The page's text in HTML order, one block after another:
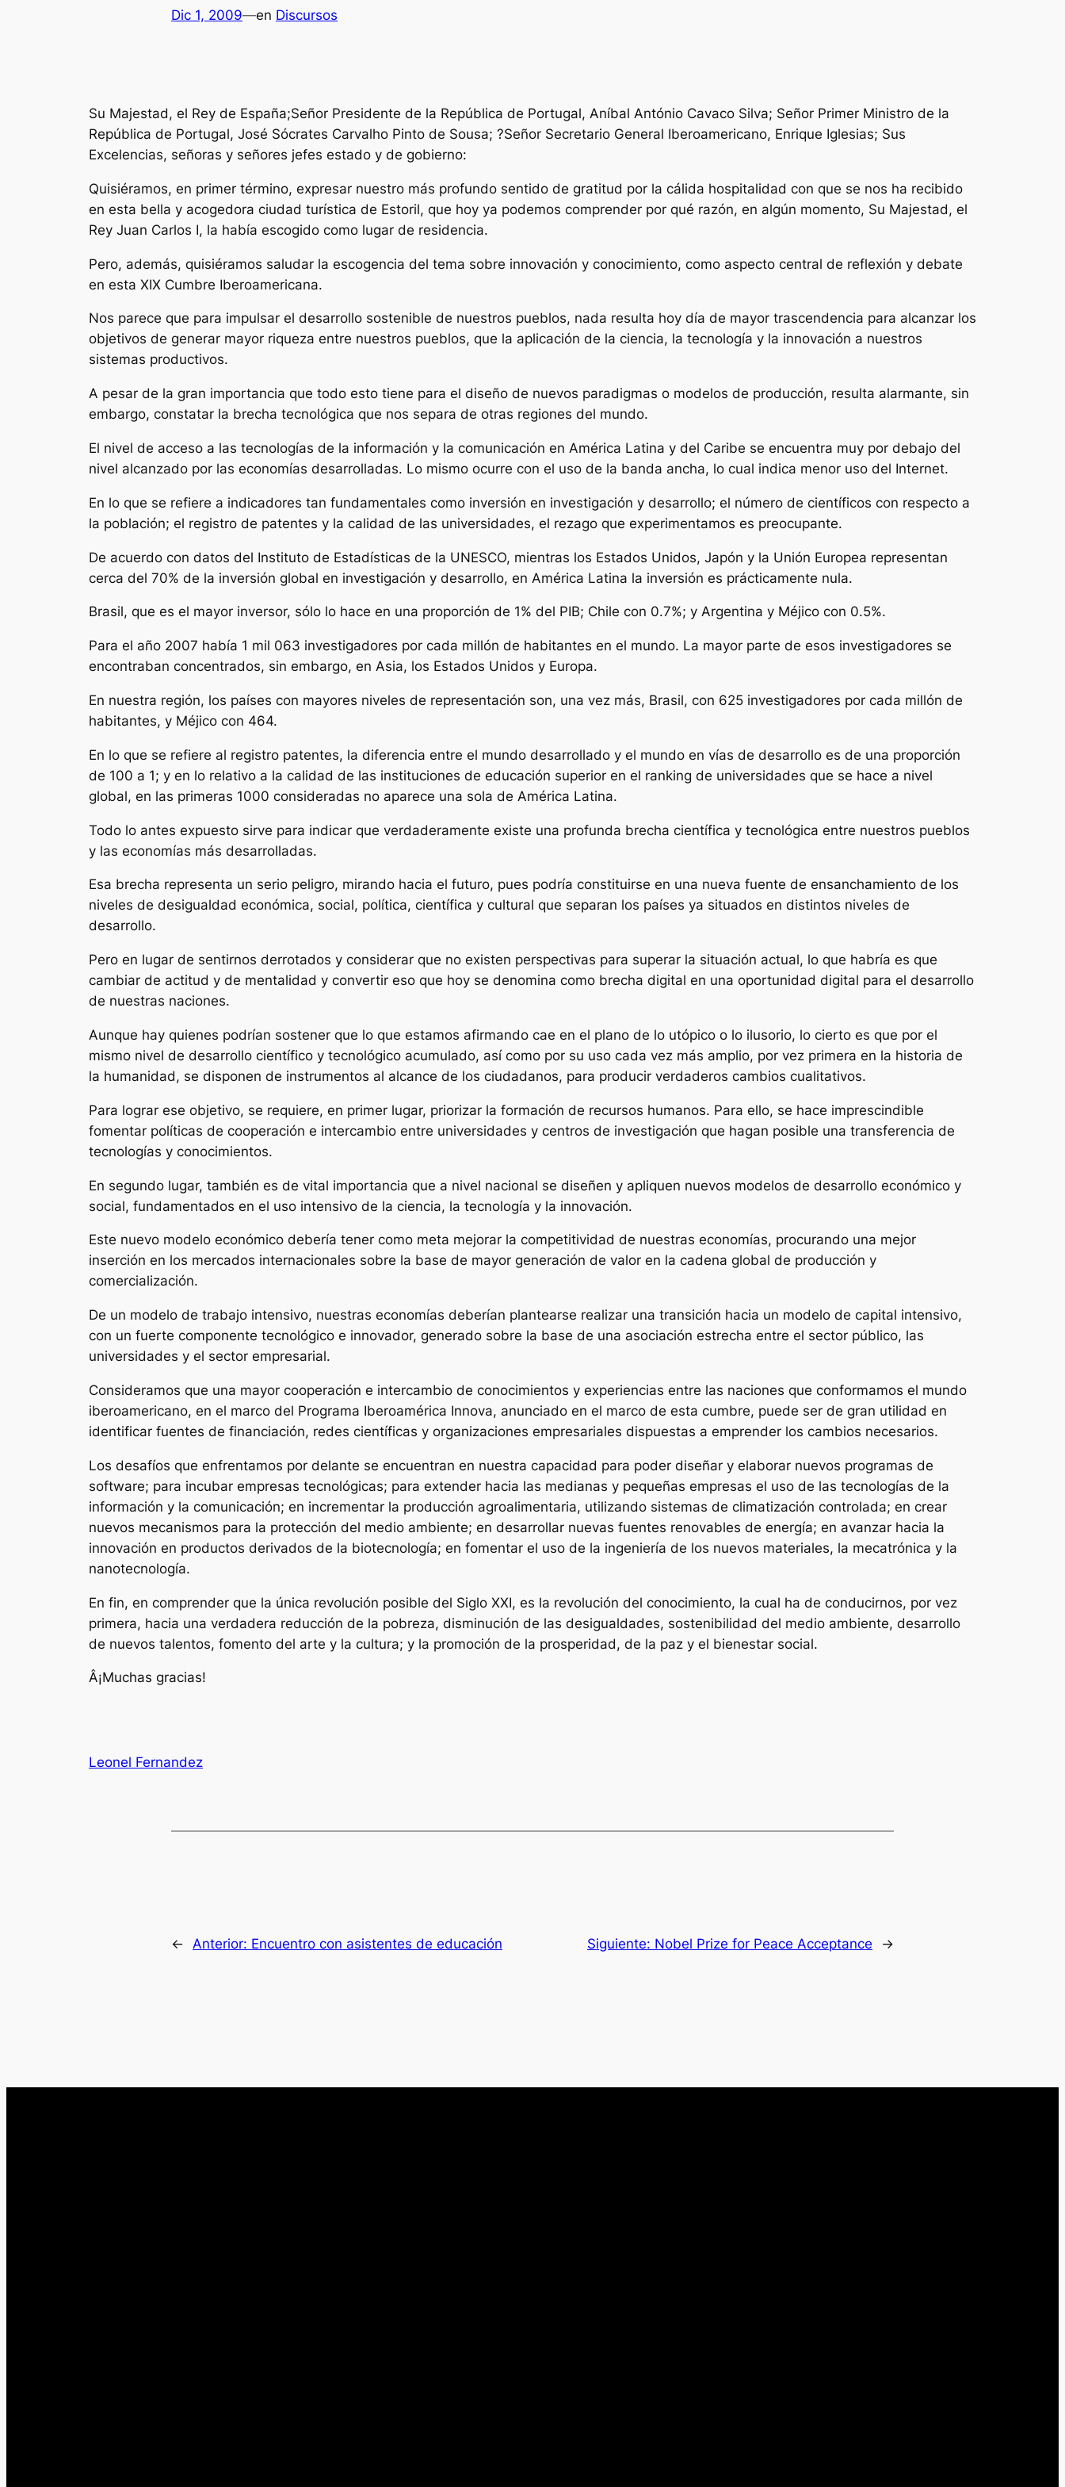
Dic 1, 2009—en Discursos
Su Majestad, el Rey de España;Señor Presidente de la República de Portugal, Aníbal António Cavaco Silva; Señor Primer Ministro de la
República de Portugal, José Sócrates Carvalho Pinto de Sousa; ?Señor Secretario General Iberoamericano, Enrique Iglesias; Sus
Excelencias, señoras y señores jefes estado y de gobierno:
Quisiéramos, en primer término, expresar nuestro más profundo sentido de gratitud por la cálida hospitalidad con que se nos ha recibido
en esta bella y acogedora ciudad turística de Estoril, que hoy ya podemos comprender por qué razón, en algún momento, Su Majestad, el
Rey Juan Carlos I, la había escogido como lugar de residencia.
Pero, además, quisiéramos saludar la escogencia del tema sobre innovación y conocimiento, como aspecto central de reflexión y debate
en esta XIX Cumbre Iberoamericana.
Nos parece que para impulsar el desarrollo sostenible de nuestros pueblos, nada resulta hoy día de mayor trascendencia para alcanzar los
objetivos de generar mayor riqueza entre nuestros pueblos, que la aplicación de la ciencia, la tecnología y la innovación a nuestros
sistemas productivos.
A pesar de la gran importancia que todo esto tiene para el diseño de nuevos paradigmas o modelos de producción, resulta alarmante, sin
embargo, constatar la brecha tecnológica que nos separa de otras regiones del mundo.
El nivel de acceso a las tecnologías de la información y la comunicación en América Latina y del Caribe se encuentra muy por debajo del
nivel alcanzado por las economías desarrolladas. Lo mismo ocurre con el uso de la banda ancha, lo cual indica menor uso del Internet.
En lo que se refiere a indicadores tan fundamentales como inversión en investigación y desarrollo; el número de científicos con respecto a
la población; el registro de patentes y la calidad de las universidades, el rezago que experimentamos es preocupante.
De acuerdo con datos del Instituto de Estadísticas de la UNESCO, mientras los Estados Unidos, Japón y la Unión Europea representan
cerca del 70% de la inversión global en investigación y desarrollo, en América Latina la inversión es prácticamente nula.
Brasil, que es el mayor inversor, sólo lo hace en una proporción de 1% del PIB; Chile con 0.7%; y Argentina y Méjico con 0.5%.
Para el año 2007 había 1 mil 063 investigadores por cada millón de habitantes en el mundo. La mayor parte de esos investigadores se
encontraban concentrados, sin embargo, en Asia, los Estados Unidos y Europa.
En nuestra región, los países con mayores niveles de representación son, una vez más, Brasil, con 625 investigadores por cada millón de
habitantes, y Méjico con 464.
En lo que se refiere al registro patentes, la diferencia entre el mundo desarrollado y el mundo en vías de desarrollo es de una proporción
de 100 a 1; y en lo relativo a la calidad de las instituciones de educación superior en el ranking de universidades que se hace a nivel
global, en las primeras 1000 consideradas no aparece una sola de América Latina.
Todo lo antes expuesto sirve para indicar que verdaderamente existe una profunda brecha científica y tecnológica entre nuestros pueblos
y las economías más desarrolladas.
Esa brecha representa un serio peligro, mirando hacia el futuro, pues podría constituirse en una nueva fuente de ensanchamiento de los
niveles de desigualdad económica, social, política, científica y cultural que separan los países ya situados en distintos niveles de
desarrollo.
Pero en lugar de sentirnos derrotados y considerar que no existen perspectivas para superar la situación actual, lo que habría es que
cambiar de actitud y de mentalidad y convertir eso que hoy se denomina como brecha digital en una oportunidad digital para el desarrollo
de nuestras naciones.
Aunque hay quienes podrían sostener que lo que estamos afirmando cae en el plano de lo utópico o lo ilusorio, lo cierto es que por el
mismo nivel de desarrollo científico y tecnológico acumulado, así como por su uso cada vez más amplio, por vez primera en la historia de
la humanidad, se disponen de instrumentos al alcance de los ciudadanos, para producir verdaderos cambios cualitativos.
Para lograr ese objetivo, se requiere, en primer lugar, priorizar la formación de recursos humanos. Para ello, se hace imprescindible
fomentar políticas de cooperación e intercambio entre universidades y centros de investigación que hagan posible una transferencia de
tecnologías y conocimientos.
En segundo lugar, también es de vital importancia que a nivel nacional se diseñen y apliquen nuevos modelos de desarrollo económico y
social, fundamentados en el uso intensivo de la ciencia, la tecnología y la innovación.
Este nuevo modelo económico debería tener como meta mejorar la competitividad de nuestras economías, procurando una mejor
inserción en los mercados internacionales sobre la base de mayor generación de valor en la cadena global de producción y
comercialización.
De un modelo de trabajo intensivo, nuestras economías deberían plantearse realizar una transición hacia un modelo de capital intensivo,
con un fuerte componente tecnológico e innovador, generado sobre la base de una asociación estrecha entre el sector público, las
universidades y el sector empresarial.
Consideramos que una mayor cooperación e intercambio de conocimientos y experiencias entre las naciones que conformamos el mundo
iberoamericano, en el marco del Programa Iberoamérica Innova, anunciado en el marco de esta cumbre, puede ser de gran utilidad en
identificar fuentes de financiación, redes científicas y organizaciones empresariales dispuestas a emprender los cambios necesarios.
Los desafíos que enfrentamos por delante se encuentran en nuestra capacidad para poder diseñar y elaborar nuevos programas de
software; para incubar empresas tecnológicas; para extender hacia las medianas y pequeñas empresas el uso de las tecnologías de la
información y la comunicación; en incrementar la producción agroalimentaria, utilizando sistemas de climatización controlada; en crear
nuevos mecanismos para la protección del medio ambiente; en desarrollar nuevas fuentes renovables de energía; en avanzar hacia la
innovación en productos derivados de la biotecnología; en fomentar el uso de la ingeniería de los nuevos materiales, la mecatrónica y la
nanotecnología.
En fin, en comprender que la única revolución posible del Siglo XXI, es la revolución del conocimiento, la cual ha de conducirnos, por vez
primera, hacia una verdadera reducción de la pobreza, disminución de las desigualdades, sostenibilidad del medio ambiente, desarrollo
de nuevos talentos, fomento del arte y la cultura; y la promoción de la prosperidad, de la paz y el bienestar social.
Â¡Muchas gracias!
Leonel Fernandez
← Anterior: Encuentro con asistentes de educación Siguiente: Nobel Prize for Peace Acceptance →